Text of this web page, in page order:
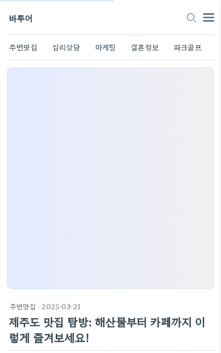
바투어
주변맛집 심리상담 마케팅 결혼정보 파크골프
주변맛집 · 2025-03-21
제주도 맛집 탐방: 해산물부터 카페까지 이
렇게 즐겨보세요!